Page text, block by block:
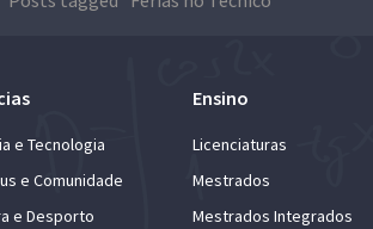
e Tecnologia
e Comunidade
e Desporto
Ensino
Licenciaturas
Mestrados
Mestrados Integrados